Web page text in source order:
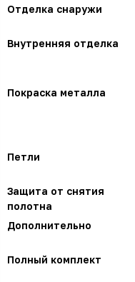
Отделка снаружи
Внутренняя отделка
Покраска металла
Петли
Защита от снятия
полотна
Дополнительно
Полный комплект